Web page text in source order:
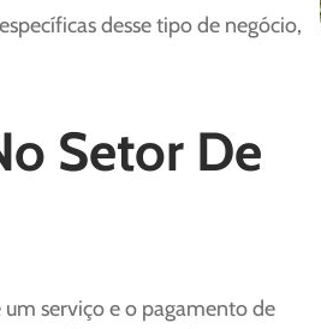
desse tipo de negócio,
Setor De
serviço e o pagamento de